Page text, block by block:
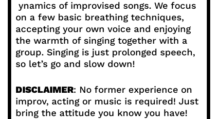
ynamics of improvised songs. We focus
on a few basic breathing techniques,
accepting your own voice and enjoying
the warmth of singing together with a
group. Singing is just prolonged speech,
so let’s go and slow down!
DISCLAIMER: No former experience on
improv, acting or music is required! Just
bring the attitude you know you have!